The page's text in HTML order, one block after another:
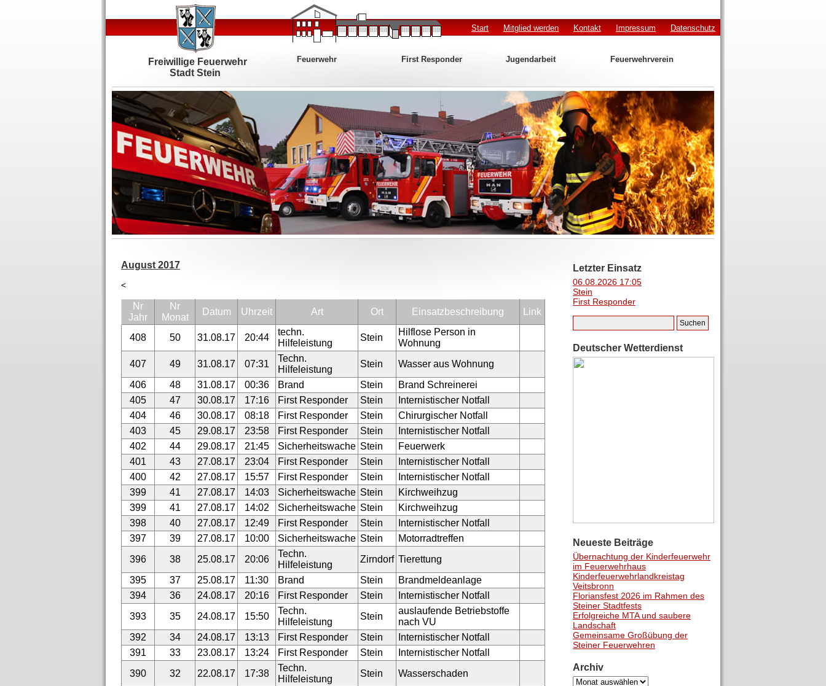
Start Mitglied werden Kontakt Impressum Datenschutz
Freiwillige Feuerwehr
Stadt Stein
Feuerwehrverein
Jugendarbeit
First Responder
Feuerwehr
August 2017
<
Nr
Jahr
Nr
Monat
Datum Uhrzeit Art Ort Einsatzbeschreibung Link
408 50 31.08.17 20:44
techn.
Hilfeleistung
Stein
Hilflose Person in
Wohnung
407
49 31.08.17 07:31
Techn.
Hilfeleistung
Stein
Wasser aus Wohnung
406
48 31.08.17 00:36 Brand Stein
Brand Schreinerei
405
47 30.08.17 17:16 First Responder Stein
Internistischer Notfall
404
46 30.08.17 08:18 First Responder Stein
Chirurgischer Notfall
403
45 29.08.17 23:58 First Responder Stein
Internistischer Notfall
402
44 29.08.17 21:45 Sicherheitswache Stein
Feuerwerk
401
43 27.08.17 23:04 First Responder Stein
Internistischer Notfall
400
42 27.08.17 15:57 First Responder Stein
Internistischer Notfall
399
41 27.08.17 14:03 Sicherheitswache Stein
Kirchweihzug
399
41 27.08.17 14:02 Sicherheitswache Stein
Kirchweihzug
398
40 27.08.17 12:49 First Responder Stein
Internistischer Notfall
397
39 27.08.17 10:00 Sicherheitswache Stein
Motorradtreffen
396
38 25.08.17 20:06
Techn.
Hilfeleistung
Zirndorf Tierettung
395
37 25.08.17 11:30 Brand Stein
Brandmeldeanlage
394
36 24.08.17 20:16 First Responder Stein
Internistischer Notfall
393
35 24.08.17 15:50
Techn.
Hilfeleistung
Stein
auslaufende Betriebstoffe
nach VU
392
34 24.08.17 13:13 First Responder Stein
Internistischer Notfall
391
33 23.08.17 13:24 First Responder Stein
Internistischer Notfall
390
32 22.08.17 17:38
Techn.
Hilfeleistung
Stein Wasserschaden
Letzter Einsatz
06.08.2026 17:05
Stein
First Responder
Deutscher Wetterdienst
Neueste Beiträge
Übernachtung der Kinderfeuerwehr
im Feuerwehrhaus
Kinderfeuerwehrlandkreistag
Veitsbronn
Floriansfest 2026 im Rahmen des
Steiner Stadtfests
Erfolgreiche MTA und saubere
Landschaft
Gemeinsame Großübung der
Steiner Feuerwehren
Archiv
Archiv